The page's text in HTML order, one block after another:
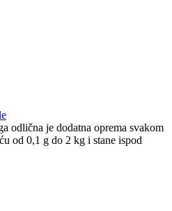
odlična je dodatna oprema svakom
od 0,1 g do 2 kg i stane ispod